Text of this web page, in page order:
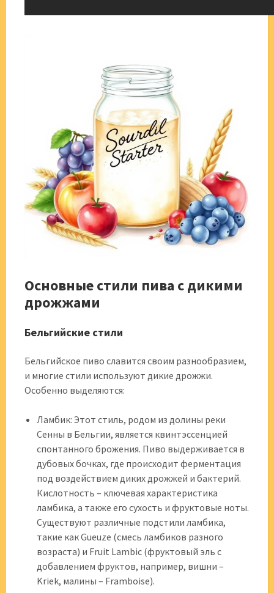
Основные стили пива с дикими
дрожжами
Бельгийские стили
Бельгийское пиво славится своим разнообразием,
и многие стили используют дикие дрожжи.
Особенно выделяются:
Ламбик: Этот стиль, родом из долины реки
Сенны в Бельгии, является квинтэссенцией
спонтанного брожения. Пиво выдерживается в
дубовых бочках, где происходит ферментация
под воздействием диких дрожжей и бактерий.
Кислотность – ключевая характеристика
ламбика, а также его сухость и фруктовые ноты.
Существуют различные подстили ламбика,
такие как Gueuze (смесь ламбиков разного
возраста) и Fruit Lambic (фруктовый эль с
добавлением фруктов, например, вишни –
Kriek, малины – Framboise).